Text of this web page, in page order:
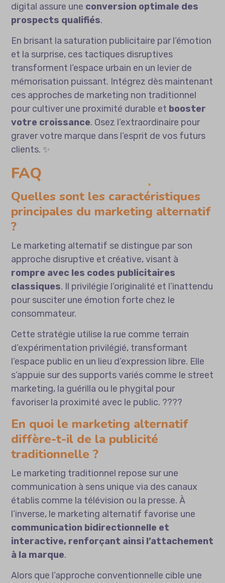
digital assure une conversion optimale des
prospects qualifiés.
En brisant la saturation publicitaire par l’émotion
et la surprise, ces tactiques disruptives
transforment l’espace urbain en un levier de
mémorisation puissant. Intégrez dès maintenant
ces approches de marketing non traditionnel
pour cultiver une proximité durable et booster
votre croissance. Osez l’extraordinaire pour
graver votre marque dans l’esprit de vos futurs
clients. ✨
FAQ
Quelles sont les caractéristiques
principales du marketing alternatif
?
Le marketing alternatif se distingue par son
approche disruptive et créative, visant à
rompre avec les codes publicitaires
classiques. Il privilégie l’originalité et l’inattendu
pour susciter une émotion forte chez le
consommateur.
Cette stratégie utilise la rue comme terrain
d’expérimentation privilégié, transformant
l’espace public en un lieu d’expression libre. Elle
s’appuie sur des supports variés comme le street
marketing, la guérilla ou le phygital pour
favoriser la proximité avec le public. ????
En quoi le marketing alternatif
diffère-t-il de la publicité
traditionnelle ?
Le marketing traditionnel repose sur une
communication à sens unique via des canaux
établis comme la télévision ou la presse. À
l’inverse, le marketing alternatif favorise une
communication bidirectionnelle et
interactive, renforçant ainsi l’attachement
à la marque.
Alors que l’approche conventionnelle cible une